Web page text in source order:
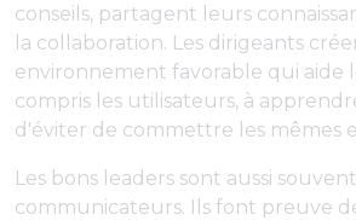
conseils, partagent leurs
la collaboration. Les dirigeants
environnement favorable qui aide
compris les utilisateurs, à
d'éviter de commettre les mêmes
Les bons leaders sont aussi
communicateurs. Ils font preuve